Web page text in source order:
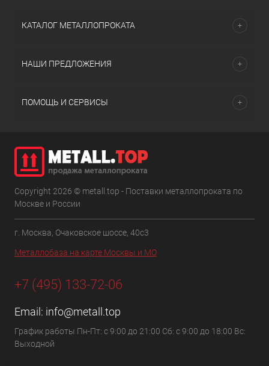
КАТАЛОГ МЕТАЛЛОПРОКАТА
НАШИ ПРЕДЛОЖЕНИЯ
ПОМОЩЬ И СЕРВИСЫ
Copyright 2026 © metall.top - Поставки металлопроката по
Москве и России
г. Москва, Очаковское шоссе, 40с3
Металлобаза на карте Москвы и МО
+7 (495) 133-72-06
Email: info@metall.top
График работы Пн-Пт: с 9:00 до 21:00 Сб: с 9:00 до 18:00 Вс:
Выходной